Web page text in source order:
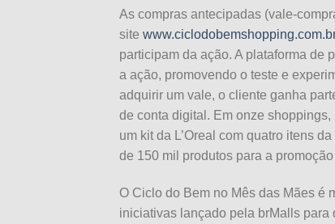
As compras antecipadas (vale-
site www.ciclodobemshopping.com.br
participam da ação. A plataforma de
a ação, promovendo o teste e
adquirir um vale, o cliente ganha
de conta digital. Em onze
um kit da L’Oreal com quatro itens
de 150 mil produtos para a promoção
O Ciclo do Bem no Mês das Mães é
iniciativas lançado pela brMalls para